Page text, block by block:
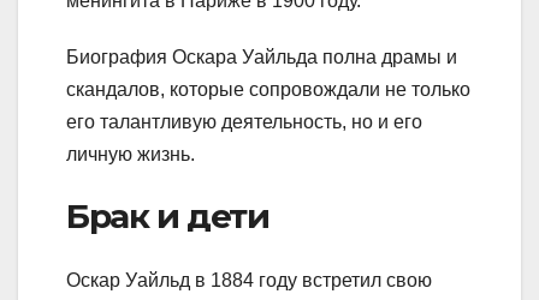
Биография Оскара Уайльда полна драмы и
скандалов, которые сопровождали не только
его талантливую деятельность, но и его
личную жизнь.
Брак и дети
Оскар Уайльд в 1884 году встретил свою